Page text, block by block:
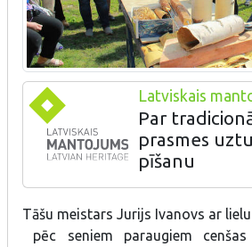
Latviskais
Par
prasmes
pīšanu
Zilupē, - pašā Latvijas pierobežā strādā
Ivanovs, - viens no dažiem cilvēkiem
paraugiem un kādreizējo meistaru
Tāšu meistars Jurijs Ivanovs ar
pēc seniem paraugiem